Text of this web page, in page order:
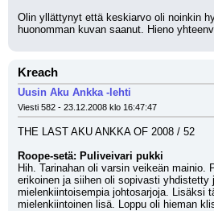
Olin yllättynyt että keskiarvo oli noinkin
huonomman kuvan saanut. Hieno
Kreach
Uusin Aku Ankka -lehti
Viesti 582 - 23.12.2008 klo 16:47:47
THE LAST AKU ANKKA OF 2008 / 52
Roope-setä: Puliveivari pukki
Hih. Tarinahan oli varsin veikeän mainio.
erikoinen ja siihen oli sopivasti yhdistetty
mielenkiintoisempia johtosarjoja. Lisäksi
mielenkiintoinen lisä. Loppu oli hieman